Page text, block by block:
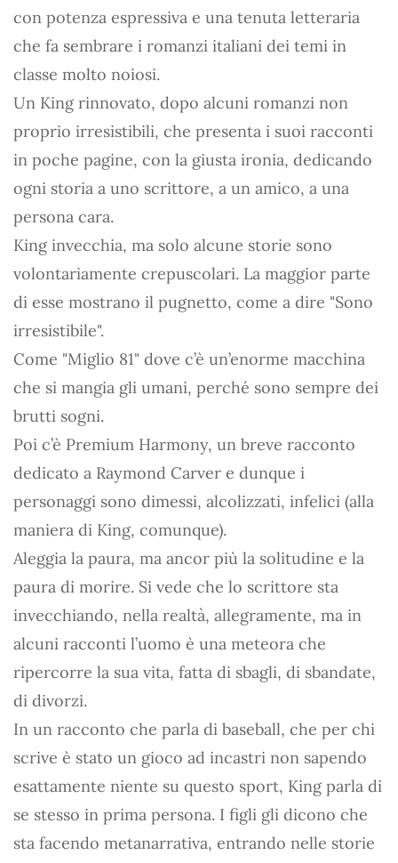
con potenza espressiva e una tenuta letteraria
che fa sembrare i romanzi italiani dei temi in
classe molto noiosi.
Un King rinnovato, dopo alcuni romanzi non
proprio irresistibili, che presenta i suoi racconti
in poche pagine, con la giusta ironia, dedicando
ogni storia a uno scrittore, a un amico, a una
persona cara.
King invecchia, ma solo alcune storie sono
volontariamente crepuscolari. La maggior parte
di esse mostrano il pugnetto, come a dire "Sono
irresistibile".
Come "Miglio 81" dove c’è un’enorme macchina
che si mangia gli umani, perché sono sempre dei
brutti sogni.
Poi c’è Premium Harmony, un breve racconto
dedicato a Raymond Carver e dunque i
personaggi sono dimessi, alcolizzati, infelici (alla
maniera di King, comunque).
Aleggia la paura, ma ancor più la solitudine e la
paura di morire. Si vede che lo scrittore sta
invecchiando, nella realtà, allegramente, ma in
alcuni racconti l’uomo è una meteora che
ripercorre la sua vita, fatta di sbagli, di sbandate,
di divorzi.
In un racconto che parla di baseball, che per chi
scrive è stato un gioco ad incastri non sapendo
esattamente niente su questo sport, King parla di
se stesso in prima persona. I figli gli dicono che
sta facendo metanarrativa, entrando nelle storie